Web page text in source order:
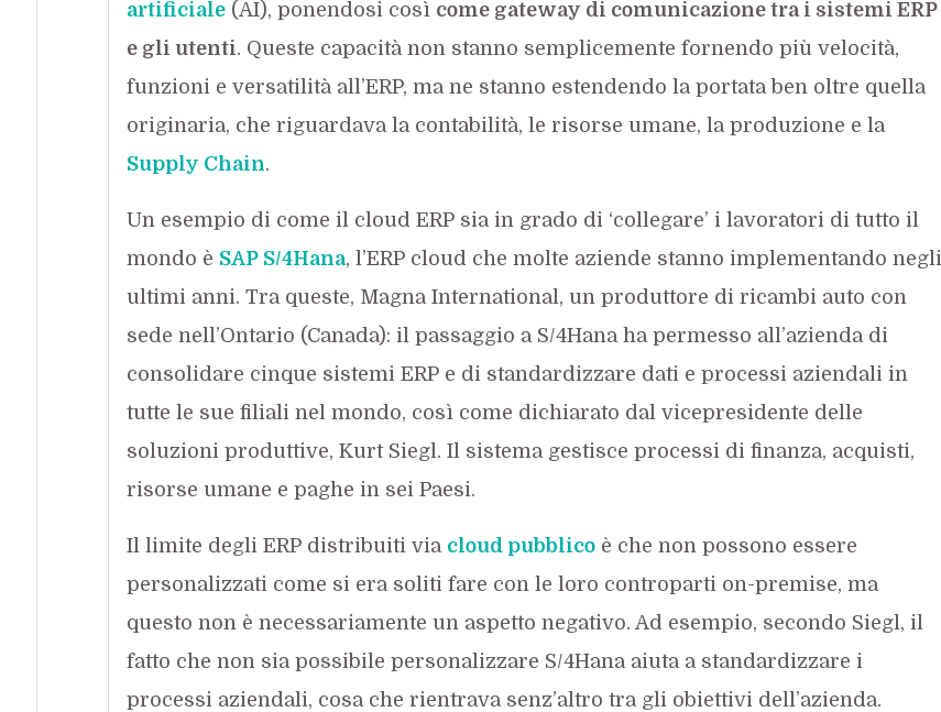
artificiale(AI), ponendosi così come gateway di comunicazione tra i sistemi ERP
e gli utenti. Queste capacità non stanno semplicemente fornendo più velocità,
funzioni e versatilità all’ERP, ma ne stanno estendendo la portata ben oltre quella
originaria, che riguardava la contabilità, le risorse umane, la produzione e la
Supply Chain.
Un esempio di come il cloud ERP sia in grado di ‘collegare’ i lavoratori di tutto il
mondo è SAP S/4Hana, l’ERP cloud che molte aziende stanno implementando negli
ultimi anni. Tra queste, Magna International, un produttore di ricambi auto con
sede nell’Ontario (Canada): il passaggio a S/4Hana ha permesso all’azienda di
consolidare cinque sistemi ERP e di standardizzare dati e processi aziendali in
tutte le sue filiali nel mondo, così come dichiarato dal vicepresidente delle
soluzioni produttive, Kurt Siegl. Il sistema gestisce processi di finanza, acquisti,
risorse umane e paghe in sei Paesi.
Il limite degli ERP distribuiti via cloud pubblicoè che non possono essere
personalizzati come si era soliti fare con le loro controparti on-premise, ma
questo non è necessariamente un aspetto negativo. Ad esempio, secondo Siegl, il
fatto che non sia possibile personalizzare S/4Hana aiuta a standardizzare i
processi aziendali, cosa che rientrava senz’altro tra gli obiettivi dell’azienda.